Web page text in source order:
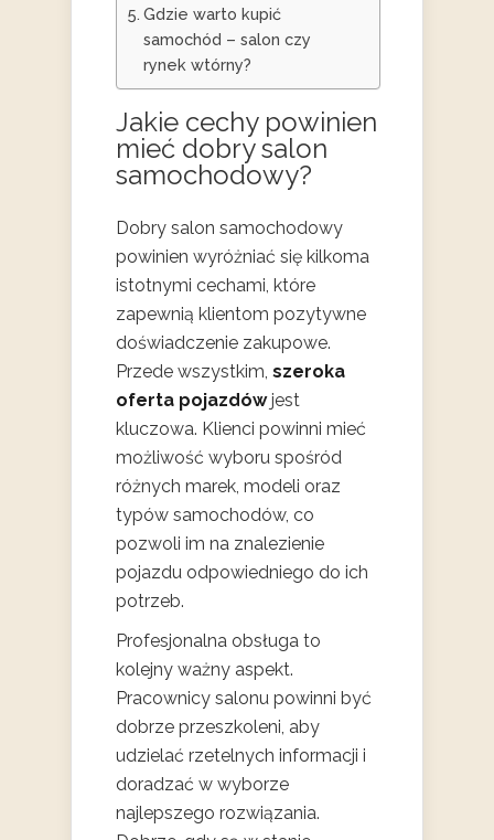
Gdzie warto kupić
samochód – salon czy
rynek wtórny?
Jakie cechy powinien
mieć dobry salon
samochodowy?
Dobry salon samochodowy
powinien wyróżniać się kilkoma
istotnymi cechami, które
zapewnią klientom pozytywne
doświadczenie zakupowe.
Przede wszystkim, szeroka
oferta pojazdówjest
kluczowa. Klienci powinni mieć
możliwość wyboru spośród
różnych marek, modeli oraz
typów samochodów, co
pozwoli im na znalezienie
pojazdu odpowiedniego do ich
potrzeb.
Profesjonalna obsługa to
kolejny ważny aspekt.
Pracownicy salonu powinni być
dobrze przeszkoleni, aby
udzielać rzetelnych informacji i
doradzać w wyborze
najlepszego rozwiązania.